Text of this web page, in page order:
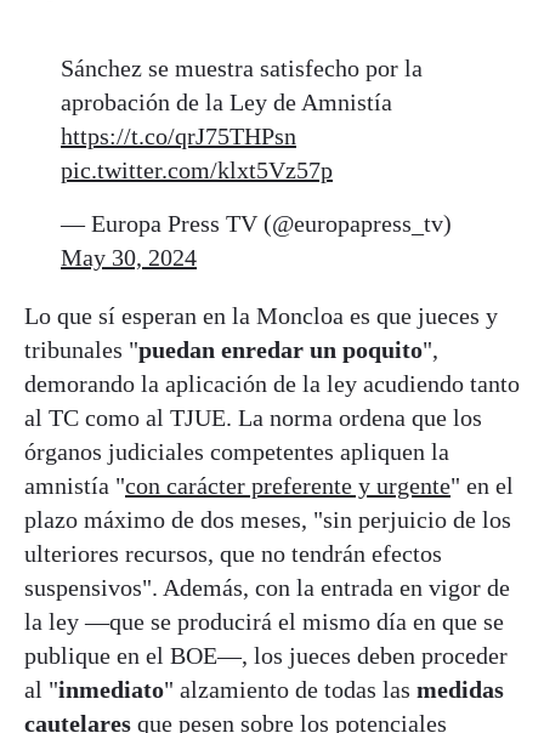
Sánchez se muestra satisfecho por la
aprobación de la Ley de Amnistía
https://t.co/qrJ75THPsn
pic.twitter.com/klxt5Vz57p
— Europa Press TV (@europapress_tv)
May 30, 2024
Lo que sí esperan en la Moncloa es que jueces y
tribunales "puedan enredar un poquito",
demorando la aplicación de la ley acudiendo tanto
al TC como al TJUE. La norma ordena que los
órganos judiciales competentes apliquen la
amnistía "con carácter preferente y urgente" en el
plazo máximo de dos meses, "sin perjuicio de los
ulteriores recursos, que no tendrán efectos
suspensivos". Además, con la entrada en vigor de
la ley —que se producirá el mismo día en que se
publique en el BOE—, los jueces deben proceder
al "inmediato" alzamiento de todas las medidas
cautelares que pesen sobre los potenciales